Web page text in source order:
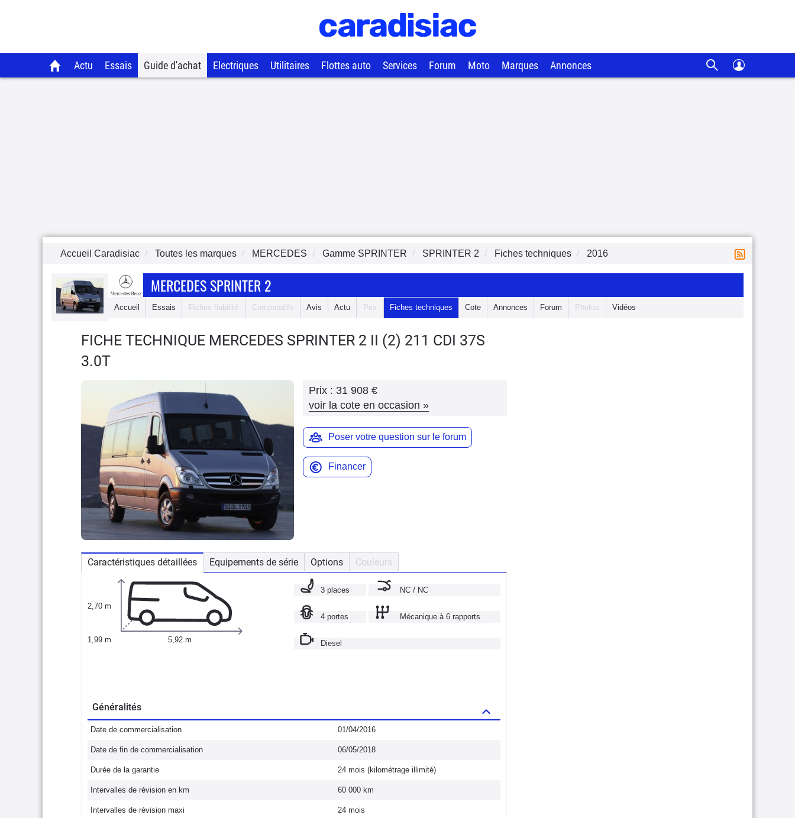
Actu Essais Guide d'achat Electriques Utilitaires Flottes auto Services Forum Moto Marques Annonces
Accueil Caradisiac Toutes les marques MERCEDES Gamme SPRINTER SPRINTER 2 Fiches techniques 2016
MERCEDES SPRINTER 2
Accueil Essais Fiches fiabilité Comparatifs Avis Actu Prix Fiches techniques Cote Annonces Forum Photos Vidéos
FICHE TECHNIQUE MERCEDES SPRINTER 2 II (2) 211 CDI 37S
3.0T
Prix : 31 908 €
voir la cote en occasion »
Poser votre question sur le forum
Financer
Caractéristiques détaillées Equipements de série Options Couleurs
2,70 m
1,99 m 5,92 m
3 places NC / NC
4 portes Mécanique à 6 rapports
Diesel
Généralités
Date de commercialisation 01/04/2016
Date de fin de commercialisation 06/05/2018
Durée de la garantie 24 mois (kilométrage illimité)
Intervalles de révision en km 60 000 km
Intervalles de révision maxi 24 mois